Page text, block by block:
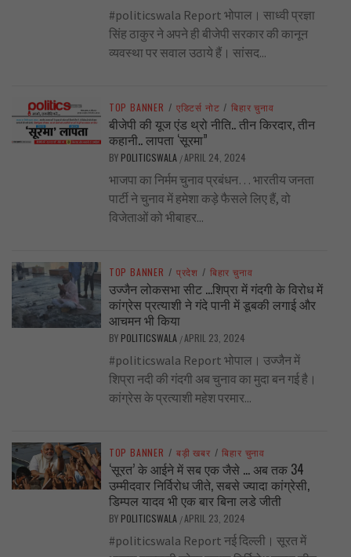
#politicswala Report भोपाल। साध्वी प्रज्ञा
सिंह ठाकुर ने अपने ही बीजेपी सरकार की कानून
व्यवस्था पर सवाल उठाये हैं। सांसद...
TOP BANNER / एडिटर्स नोट / बिहार चुनाव
बीजेपी की यूज एंड थ्रो नीति.. तीन किरदार, तीन
कहानी.. लापता ‘सूरमा”
BY POLITICSWALA /APRIL 24, 2024
भाजपा का निर्मम चुनाव प्रबंधन… भारतीय जनता
पार्टी ने चुनाव में हमेशा कड़े फैसले लिए हैं, वो
विजेताओं को भीबाहर...
TOP BANNER / प्रदेश / बिहार चुनाव
उज्जैन लोकसभा सीट …शिप्रा में गंदगी के विरोध में
कांग्रेस प्रत्याशी ने गंदे पानी में डूबकी लगाई और
आचमन भी किया
BY POLITICSWALA /APRIL 23, 2024
#politicswala Report भोपाल। उज्जैन में
शिप्रा नदी की गंदगी अब चुनाव का मुदा बन गई है।
कांग्रेस के प्रत्याशी महेश परमार...
TOP BANNER / बड़ी खबर / बिहार चुनाव
‘सूरत’ के आईने में सब एक जैसे … अब तक 34
उम्मीदवार निर्विरोध जीते, सबसे ज्यादा कांग्रेसी,
डिम्पल यादव भी एक बार बिना लडे जीती
BY POLITICSWALA /APRIL 23, 2024
#politicswala Report नई दिल्ली। सूरत में